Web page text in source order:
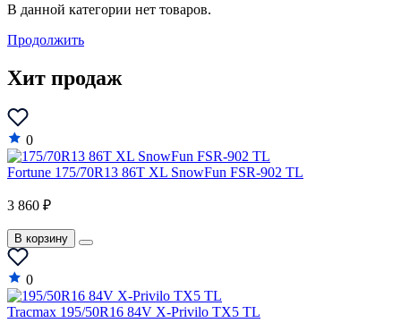
В данной категории нет товаров.
Продолжить
Хит продаж
0
Fortune 175/70R13 86T XL SnowFun FSR-902 TL
3 860 ₽
В корзину
0
Tracmax 195/50R16 84V X-Privilo TX5 TL